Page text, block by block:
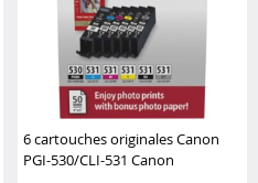
6 cartouches originales Canon
PGI-530/CLI-531 Canon